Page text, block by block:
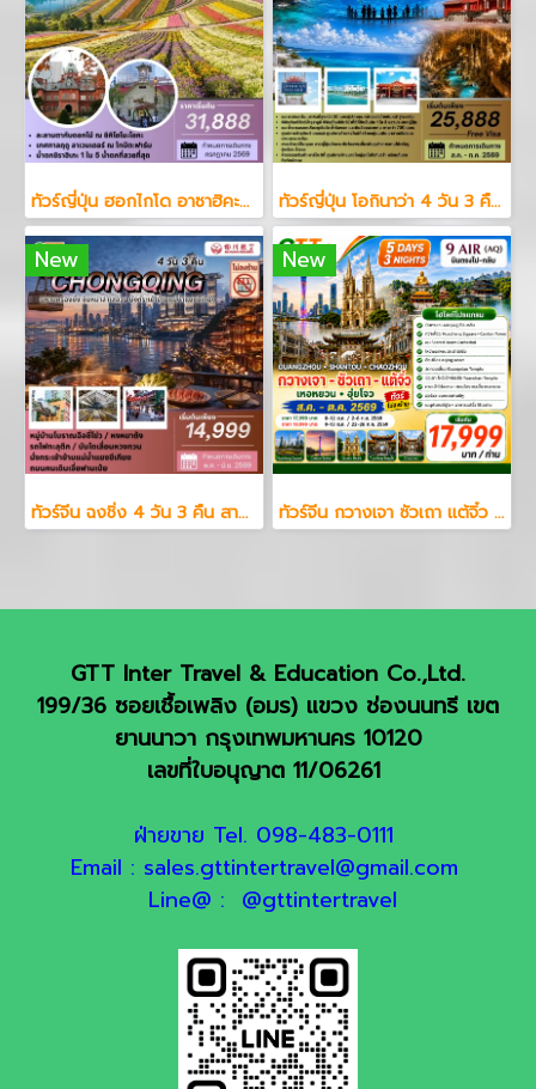
ทัวร์ญี่ปุ่น ฮอกไกโด อาซาฮิคะวะ ลาเวนเดอร์ 5 วัน 3 คืน ทัวร์ญี่ปุ่น โอกินาว่า 4 วัน 3 คืน สายการบินแอร์เอเซีย
New
ทัวร์จีน ฉงชิ่ง 4 วัน 3 คืน สายการบินเสฉวน แอร์ไลน์
New
ทัวร์จีน กวางเจา ซัวเถา แต้จิ๋ว 5 วัน 3 คืน
GTT Inter Travel & Education Co.,Ltd.
199/36 ซอยเชื้อเพลิง (อมร) แขวง ช่องนนทรี เขต
ยานนาวา กรุงเทพมหานคร 10120
เลขที่ใบอนุญาต 11/06261
ฝ่ายขาย Tel. 098-483-0111
Email : sales.gttintertravel@gmail.com
Line@ : @gttintertravel